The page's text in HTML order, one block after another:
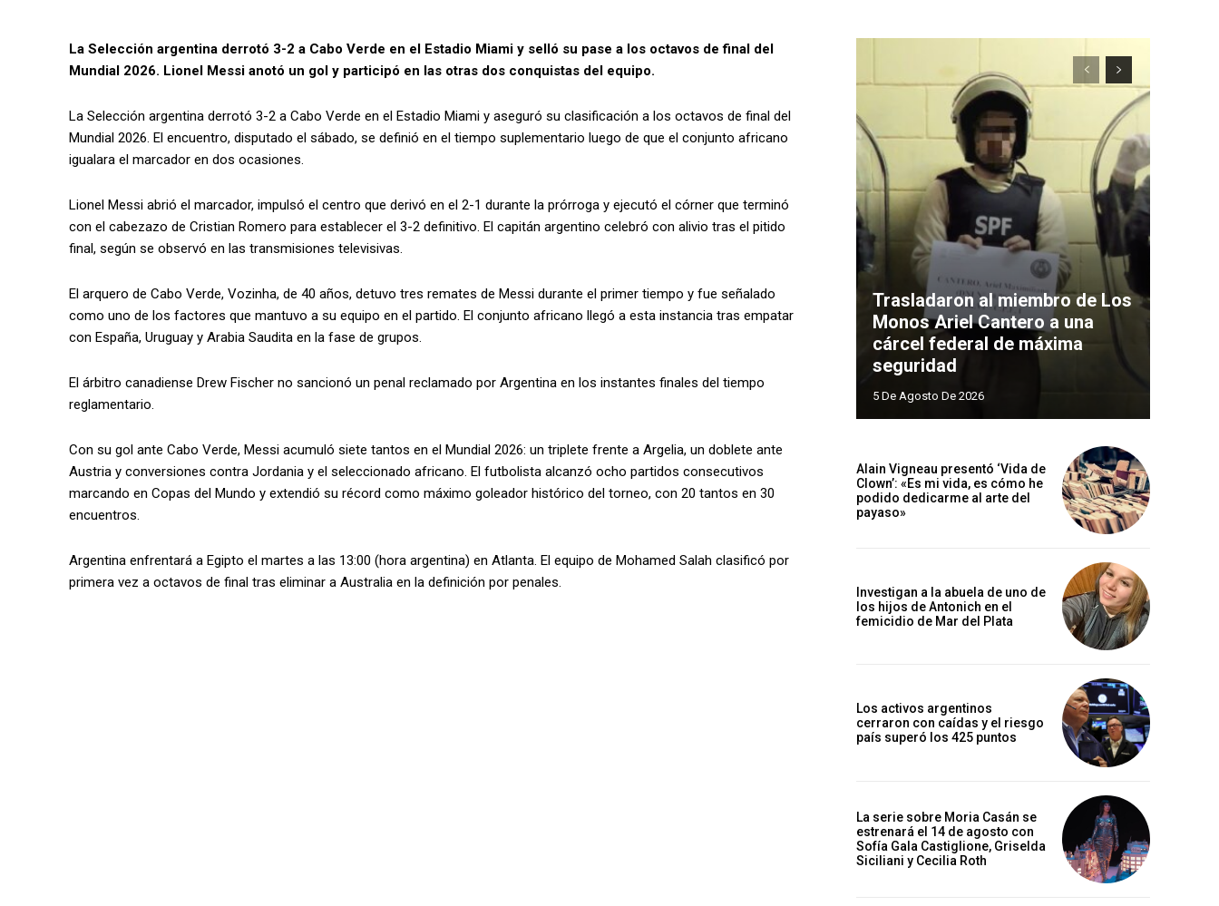
La Selección argentina derrotó 3-2 a Cabo Verde en el Estadio Miami y selló su pase a los octavos de final del
Mundial 2026. Lionel Messi anotó un gol y participó en las otras dos conquistas del equipo.
La Selección argentina derrotó 3-2 a Cabo Verde en el Estadio Miami y aseguró su clasificación a los octavos de final del
Mundial 2026. El encuentro, disputado el sábado, se definió en el tiempo suplementario luego de que el conjunto africano
igualara el marcador en dos ocasiones.
Lionel Messi abrió el marcador, impulsó el centro que derivó en el 2-1 durante la prórroga y ejecutó el córner que terminó
con el cabezazo de Cristian Romero para establecer el 3-2 definitivo. El capitán argentino celebró con alivio tras el pitido
final, según se observó en las transmisiones televisivas.
El arquero de Cabo Verde, Vozinha, de 40 años, detuvo tres remates de Messi durante el primer tiempo y fue señalado
como uno de los factores que mantuvo a su equipo en el partido. El conjunto africano llegó a esta instancia tras empatar
con España, Uruguay y Arabia Saudita en la fase de grupos.
El árbitro canadiense Drew Fischer no sancionó un penal reclamado por Argentina en los instantes finales del tiempo
reglamentario.
Con su gol ante Cabo Verde, Messi acumuló siete tantos en el Mundial 2026: un triplete frente a Argelia, un doblete ante
Austria y conversiones contra Jordania y el seleccionado africano. El futbolista alcanzó ocho partidos consecutivos
marcando en Copas del Mundo y extendió su récord como máximo goleador histórico del torneo, con 20 tantos en 30
encuentros.
Argentina enfrentará a Egipto el martes a las 13:00 (hora argentina) en Atlanta. El equipo de Mohamed Salah clasificó por
primera vez a octavos de final tras eliminar a Australia en la definición por penales.
Trasladaron al miembro de Los
Monos Ariel Cantero a una
cárcel federal de máxima
seguridad
5 De Agosto De 2026
Alain Vigneau presentó ‘Vida de
Clown’: «Es mi vida, es cómo he
podido dedicarme al arte del
payaso»
Investigan a la abuela de uno de
los hijos de Antonich en el
femicidio de Mar del Plata
Los activos argentinos
cerraron con caídas y el riesgo
país superó los 425 puntos
La serie sobre Moria Casán se
estrenará el 14 de agosto con
Sofía Gala Castiglione, Griselda
Siciliani y Cecilia Roth